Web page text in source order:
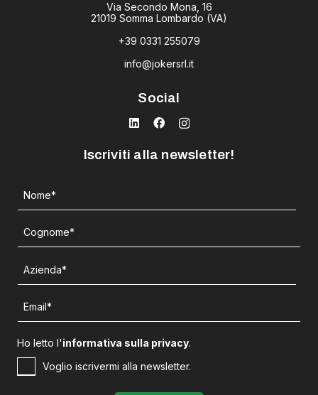
Via Secondo Mona, 16
21019 Somma Lombardo (VA)
+39 0331 255079
info@jokersrl.it
Social
Iscriviti alla newsletter!
Ho letto l'informativa sulla privacy.
Voglio iscrivermi alla newsletter.